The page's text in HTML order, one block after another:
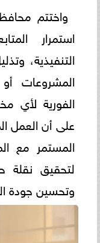
واختتم محافظ
استمرار
التنفيذية،
المشروعات
الفورية لأي
على أن العمل
المستمر مع
لتحقيق
وتحسين جودة